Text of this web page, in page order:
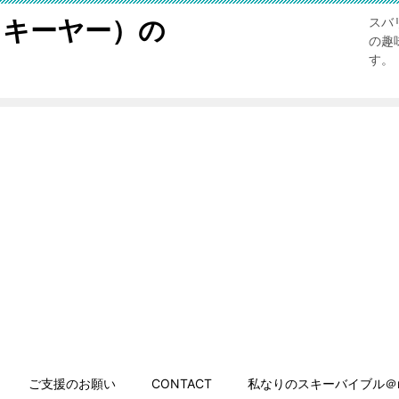
ーヤー）の
スバ
の趣
す。
ご支援のお願い CONTACT 私なりのスキーバイブル